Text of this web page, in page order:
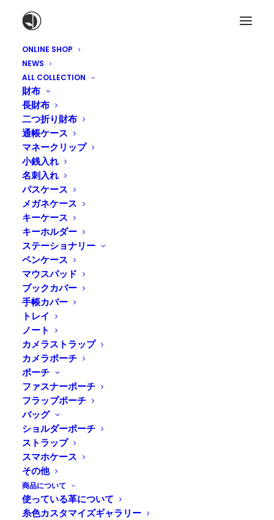
ONLINE SHOP
NEWS
ALL COLLECTION
財布
長財布
二つ折り財布
通帳ケース
マネークリップ
小銭入れ
名刺入れ
パスケース
メガネケース
キーケース
キーホルダー
ステーショナリー
ペンケース
マウスパッド
ブックカバー
手帳カバー
トレイ
ノート
カメラストラップ
カメラポーチ
ポーチ
ファスナーポーチ
フラップポーチ
バッグ
ショルダーポーチ
ストラップ
スマホケース
その他
商品について
使っている革について
糸色カスタマイズギャラリー
頼りがいがあるカメラスト
2015年5月28日 | IN
頼りがいがあるカメラストラップ